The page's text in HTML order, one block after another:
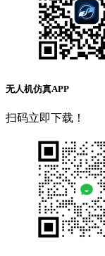
无人机仿真APP
扫码立即下载！